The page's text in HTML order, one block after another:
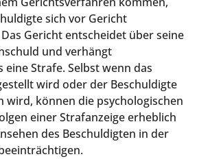
sich vor Gericht
Gericht entscheidet über seine
und verhängt
eine Strafe. Selbst wenn das
wird oder der Beschuldigte
wird, können die psychologischen
einer Strafanzeige erheblich
des Beschuldigten in der